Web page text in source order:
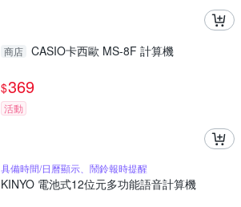
商店 CASIO卡西歐 MS-8F 計算機
$369
活動
具備時間/日曆顯示、鬧鈴報時提醒
KINYO 電池式12位元多功能語音計算機